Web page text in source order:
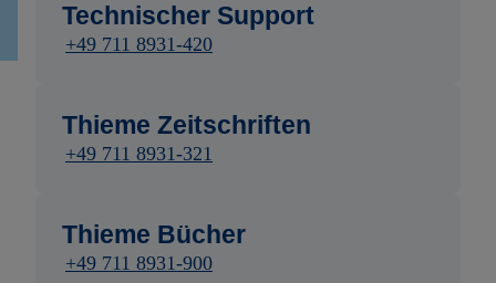
Technischer Support
+49 711 8931-420
Thieme Zeitschriften
+49 711 8931-321
Thieme Bücher
+49 711 8931-900